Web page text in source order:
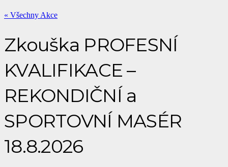
« Všechny Akce
Zkouška PROFESNÍ
KVALIFIKACE –
REKONDIČNÍ a
SPORTOVNÍ MASÉR
18.8.2026